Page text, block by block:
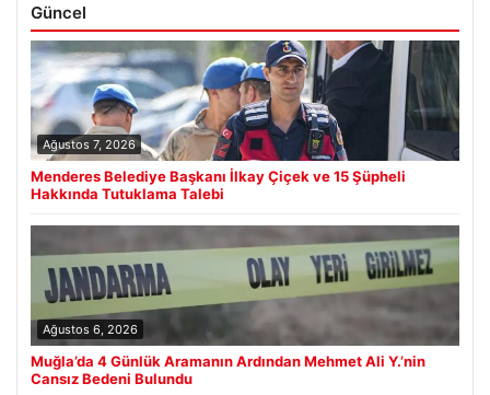
Güncel
Ağustos 7, 2026
Menderes Belediye Başkanı İlkay Çiçek ve 15 Şüpheli
Hakkında Tutuklama Talebi
Ağustos 6, 2026
Muğla’da 4 Günlük Aramanın Ardından Mehmet Ali Y.’nin
Cansız Bedeni Bulundu